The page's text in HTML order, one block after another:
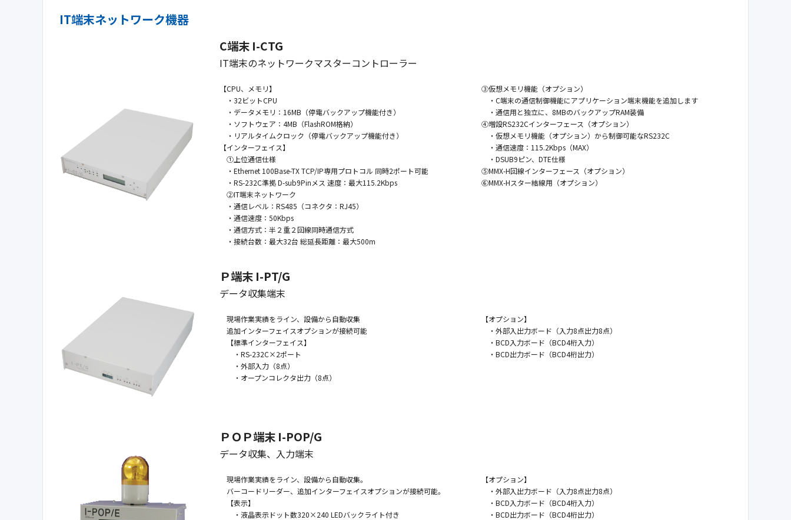
IT端末ネットワーク機器
C端末 I-CTG
IT端末のネットワークマスターコントローラー
【CPU、メモリ】
・32ビットCPU
・データメモリ：16MB（停電バックアップ機能付き）
・ソフトウェア：4MB（FlashROM格納）
・リアルタイムクロック（停電バックアップ機能付き）
【インターフェイス】
①上位通信仕様
・Ethernet 100Base-TX TCP/IP専用プロトコル 同時2ポート可能
・RS-232C準拠 D-sub9Pinメス 速度：最大115.2Kbps
②IT端末ネットワーク
・通信レベル：RS485（コネクタ：RJ45）
・通信速度：50Kbps
・通信方式：半２重２回線同時通信方式
・接続台数：最大32台 総延長距離：最大500m
③仮想メモリ機能（オプション）
・C端末の通信制御機能にアプリケーション端末機能を追加します
・通信用と独立に、8MBのバックアップRAM装備
④増設RS232Cインターフェース（オプション）
・仮想メモリ機能（オプション）から制御可能なRS232C
・通信速度：115.2Kbps（MAX）
・DSUB9ピン、DTE仕様
⑤MMX-H回線インターフェース（オプション）
⑥MMX-Hスター結線用（オプション）
Ｐ端末 I-PT/G
データ収集端末
現場作業実績をライン、設備から自動収集
追加インターフェイスオプションが接続可能
【標準インターフェイス】
・RS-232C×2ポート
・外部入力（8点）
・オープンコレクタ出力（8点）
【オプション】
・外部入出力ボード（入力8点出力8点）
・BCD入力ボード（BCD4桁入力）
・BCD出力ボード（BCD4桁出力）
ＰＯＰ端末 I-POP/G
データ収集、入力端末
現場作業実績をライン、設備から自動収集。
バーコードリーダー、追加インターフェイスオプションが接続可能。
【表示】
・液晶表示ドット数320×240 LEDバックライト付き
【オプション】
・外部入出力ボード（入力8点出力8点）
・BCD入力ボード（BCD4桁入力）
・BCD出力ボード（BCD4桁出力）